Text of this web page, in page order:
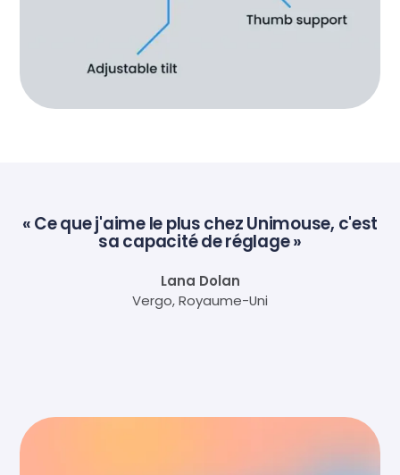
« Ce que j'aime le plus chez Unimouse, c'est
sa capacité de réglage »
Lana Dolan
Vergo, Royaume-Uni